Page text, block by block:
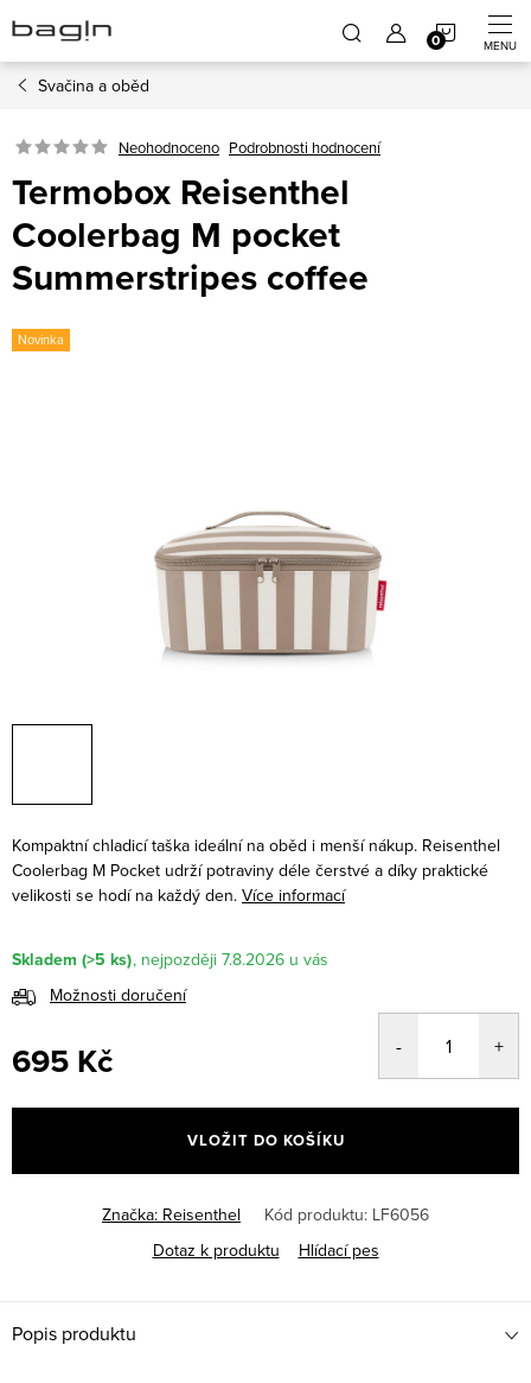
na
obsah
Svačina a oběd
Neohodnoceno Podrobnosti hodnocení
Termobox Reisenthel
Coolerbag M pocket
Summerstripes coffee
Novinka
Kompaktní chladicí taška ideální na oběd i menší nákup. Reisenthel
Coolerbag M Pocket udrží potraviny déle čerstvé a díky praktické
velikosti se hodí na každý den. Více informací
Skladem (>5 ks)
7.8.2026
Možnosti doručení
695 Kč
cena:
VLOŽIT DO KOŠÍKU
Značka: Reisenthel Kód produktu: LF6056
Dotaz k produktu
Hlídací pes
Popis produktu